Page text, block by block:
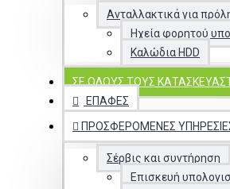
Ανταλλακτικά για
Ηχεία φορητού
Καλώδια HDD
ΣΕ ΌΛΟΥΣ ΤΟΥΣ
ΕΠΑΦΈΣ
ΠΡΟΣΦΕΡΌΜΕΝΕΣ
Σέρβις και συντήρηση
Επισκευή